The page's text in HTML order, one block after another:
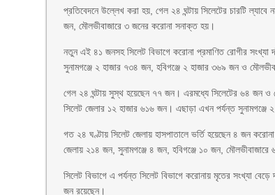
প্রতিবেদনে উল্লেখ করা হয়, গেল ২৪ ঘন্টায় সিলেটের চারটি
জন, মৌলভীবাজারে ৩ জনের করোনা সনাক্ত হয়।
নতুন এই ৪১ জনসহ সিলেট বিভাগে করোনা প্রমাণিত রোগীর
সুনামগঞ্জে ২ হাজার ৭৩৪ জন, হবিগঞ্জে ২ হাজার ৩৬৯ জন ও
গেল ২৪ ঘন্টায় সুস্থ হয়েছেন ৭৭ জন। এরমধ্যে সিলেটের ৬৪ জন
সিলেট জেলার ১২ হাজার ৬১৬ জন। এছাড়া এখন পর্যন্ত
গত ২৪ ঘণ্টায় সিলেট জেলায় হাসপাতালে ভর্তি হয়েছেন ৪ জন
জেলায় ২১৪ জন, সুনামগঞ্জে ৪ জন, হবিগঞ্জে ১০ জন, মৌলভীবাজারে
সিলেট বিভাগে এ পর্যন্ত সিলেট বিভাগে করোনায় মৃতের সংখ্যা
জন রয়েছেন।